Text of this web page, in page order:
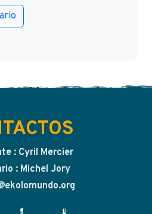
: Cyril Mercier
: Michel Jory